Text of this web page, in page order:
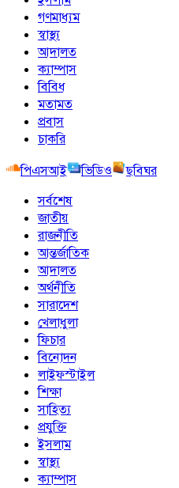
গণমাধ্যম
স্বাস্থ্য
আদালত
ক্যাম্পাস
বিবিধ
মতামত
প্রবাস
চাকরি
পিএসআই
ভিডিও
ছবিঘর
সর্বশেষ
জাতীয়
রাজনীতি
আন্তর্জাতিক
আদালত
অর্থনীতি
সারাদেশ
খেলাধুলা
ফিচার
বিনোদন
লাইফস্টাইল
শিক্ষা
সাহিত্য
প্রযুক্তি
ইসলাম
স্বাস্থ্য
ক্যাম্পাস